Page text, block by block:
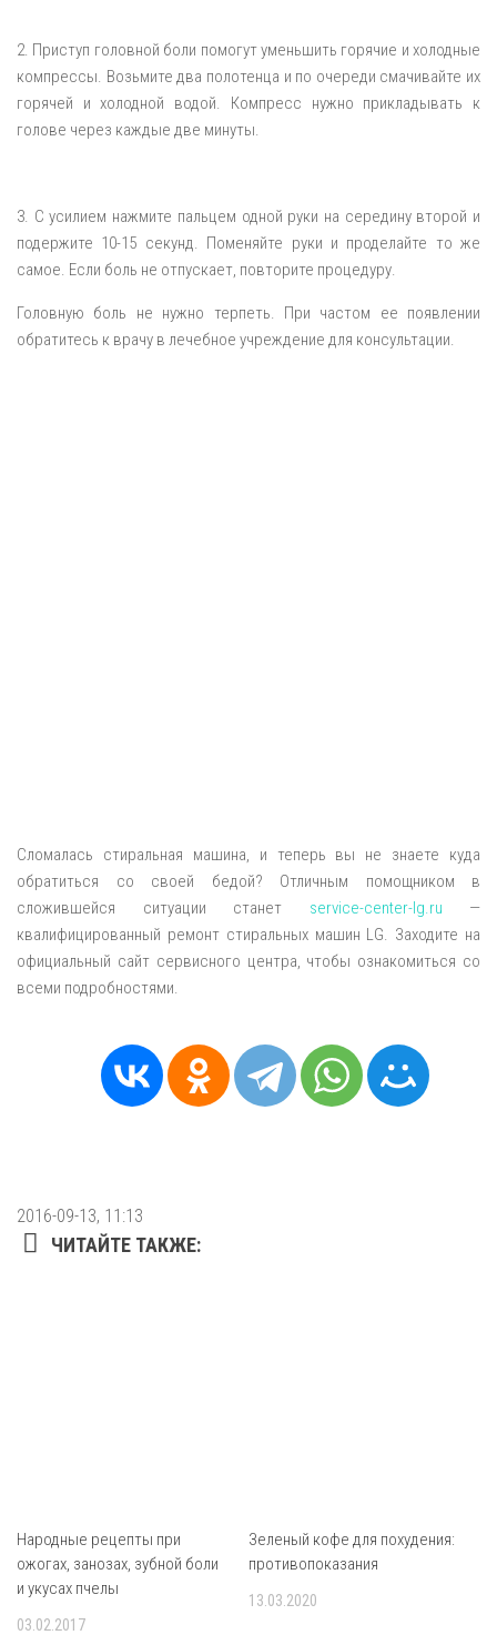
2. Приступ головной боли помогут уменьшить горячие и холодные
компрессы. Возьмите два полотенца и по очереди смачивайте их
горячей и холодной водой. Компресс нужно прикладывать к
голове через каждые две минуты.
3. С усилием нажмите пальцем одной руки на середину второй и
подержите 10-15 секунд. Поменяйте руки и проделайте то же
самое. Если боль не отпускает, повторите процедуру.
Головную боль не нужно терпеть. При частом ее появлении
обратитесь к врачу в лечебное учреждение для консультации.
Сломалась стиральная машина, и теперь вы не знаете куда
обратиться со своей бедой? Отличным помощником в
сложившейся ситуации станет service-center-lg.ru —
квалифицированный ремонт стиральных машин LG. Заходите на
официальный сайт сервисного центра, чтобы ознакомиться со
всеми подробностями.
2016-09-13, 11:13
ЧИТАЙТЕ ТАКЖЕ:
Народные рецепты при
ожогах, занозах, зубной боли
и укусах пчелы
03.02.2017
Зеленый кофе для похудения:
противопоказания
13.03.2020